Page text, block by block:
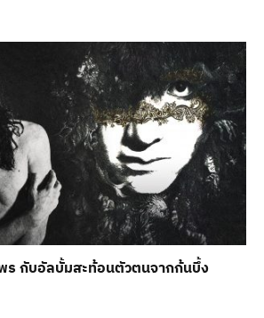
กับอัลบั้มสะท้อนตัวตนจากก้นบึ้ง